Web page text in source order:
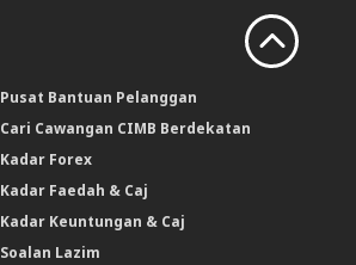
Pusat Bantuan Pelanggan
Cari Cawangan CIMB Berdekatan
Kadar Forex
Kadar Faedah & Caj
Kadar Keuntungan & Caj
Soalan Lazim